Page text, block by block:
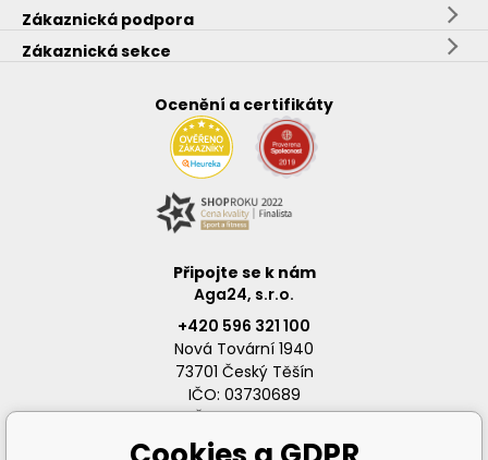
Zákaznická podpora
Zákaznická sekce
Ocenění a certifikáty
Připojte se k nám
Aga24, s.r.o.
+420 596 321 100
Nová Tovární 1940
73701 Český Těšín
IČO: 03730689
DIČ: CZ03730689